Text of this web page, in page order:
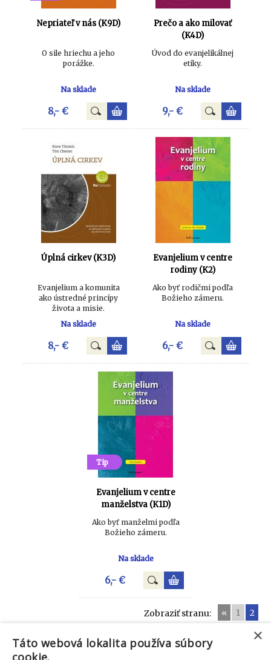
Nepriateľ v nás (K9D)
O sile hriechu a jeho
porážke.
Na sklade
8,- €
Prečo a ako milovať
(K4D)
Úvod do evanjelikálnej
etiky.
Na sklade
9,- €
Úplná cirkev (K3D)
Evanjelium a komunita
ako ústredné princípy
života a misie.
Na sklade
8,- €
Evanjelium v centre
rodiny (K2)
Ako byť rodičmi podľa
Božieho zámeru.
Na sklade
6,- €
Tip
Evanjelium v centre
manželstva (K1D)
Ako byť manželmi podľa
Božieho zámeru.
Na sklade
6,- €
Zobraziť stranu: « 1 2
×
Táto webová lokalita používa súbory
cookie.